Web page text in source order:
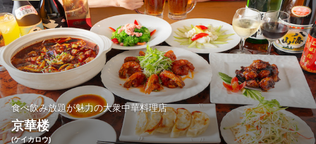
食べ飲み放題が魅力の大衆中華料理店
京華楼
(ケイカロウ)